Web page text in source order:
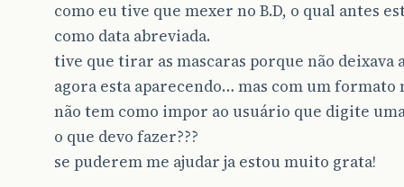
como eu tive que mexer no B.D, o qual antes
como data abreviada.
tive que tirar as mascaras porque não deixava
agora esta aparecendo… mas com um formato
não tem como impor ao usuário que digite
o que devo fazer???
se puderem me ajudar ja estou muito grata!